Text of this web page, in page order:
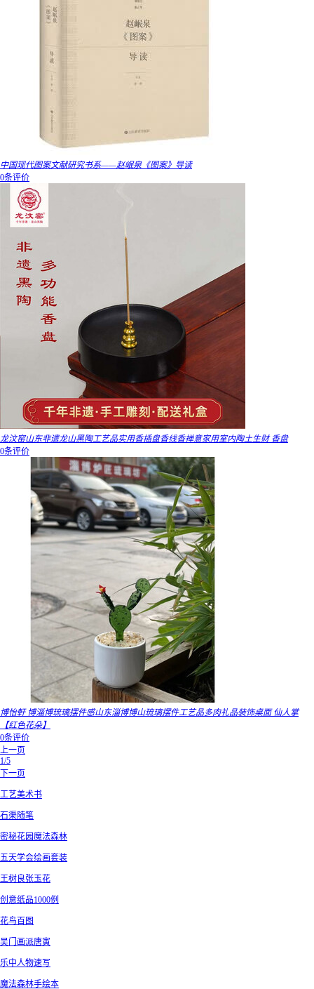
中国现代图案文献研究书系——赵岷泉《图案》导读
0条评价
龙汶窑山东非遗龙山黑陶工艺品实用香插盘香线香禅意家用室内陶土生财 香盘
0条评价
博怡軒 博淄博琉璃摆件感山东淄博博山琉璃摆件工艺品多肉礼品装饰桌面 仙人掌
【红色花朵】
0条评价
上一页
1/5
下一页
工艺美术书
石渠随笔
密秘花园魔法森林
五天学会绘画套装
王树良张玉花
创意纸品1000例
花鸟百图
吴门画派唐寅
乐中人物速写
魔法森林手绘本